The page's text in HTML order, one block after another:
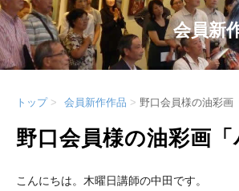
会員新
トップ 会員新作作品 野口会員様の油彩画
野口会員様の油彩画「
こんにちは。木曜日講師の中田です。